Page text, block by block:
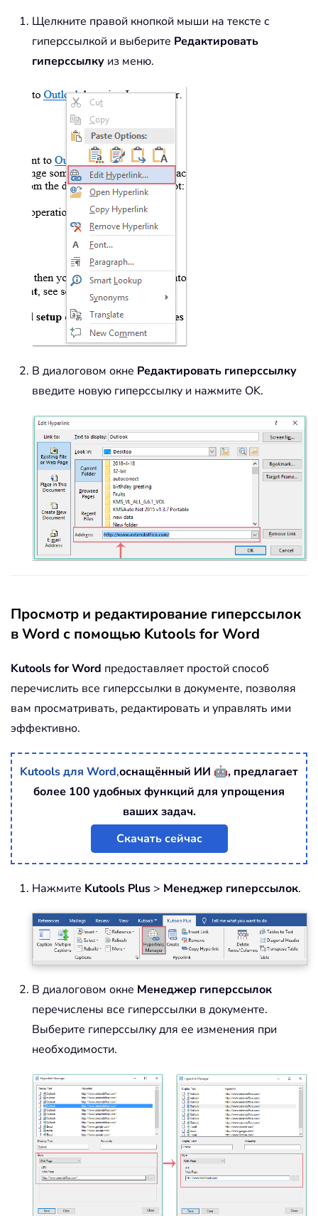
Щелкните правой кнопкой мыши на тексте с
гиперссылкой и выберите Редактировать
гиперссылку из меню.
В диалоговом окне Редактировать гиперссылку
введите новую гиперссылку и нажмите OK.
Просмотр и редактирование гиперссылок
в Word с помощью Kutools for Word
Kutools for Word предоставляет простой способ
перечислить все гиперссылки в документе, позволяя
вам просматривать, редактировать и управлять ими
эффективно.
Kutools для Word,оснащённый ИИ 🤖, предлагает
более 100 удобных функций для упрощения
ваших задач.
Скачать сейчас
Нажмите Kutools Plus > Менеджер гиперссылок.
В диалоговом окне Менеджер гиперссылок
перечислены все гиперссылки в документе.
Выберите гиперссылку для ее изменения при
необходимости.